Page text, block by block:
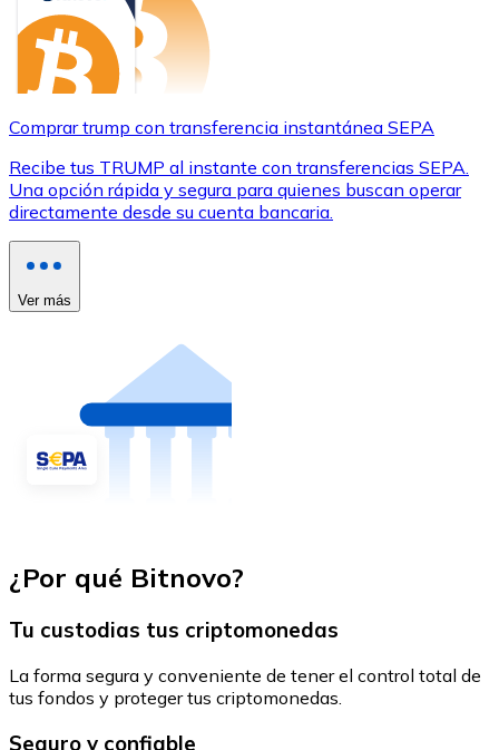
Comprar trump con transferencia instantánea SEPA
Recibe tus TRUMP al instante con transferencias SEPA.
Una opción rápida y segura para quienes buscan operar
directamente desde su cuenta bancaria.
Ver más
¿Por qué Bitnovo?
Tu custodias tus criptomonedas
La forma segura y conveniente de tener el control total de
tus fondos y proteger tus criptomonedas.
Seguro y confiable